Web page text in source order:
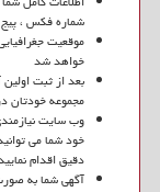
شماره فکس ، پیج
موقعیت
خواهد شد
بعد از ثبت
مجموعه خودتان
وب سایت
خود شما می
دقیق اقدام
آگهی شما به